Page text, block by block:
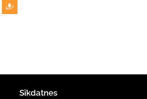
Sīkdatnes